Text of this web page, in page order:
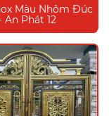
Màu Nhôm Đúc
An Phát 12